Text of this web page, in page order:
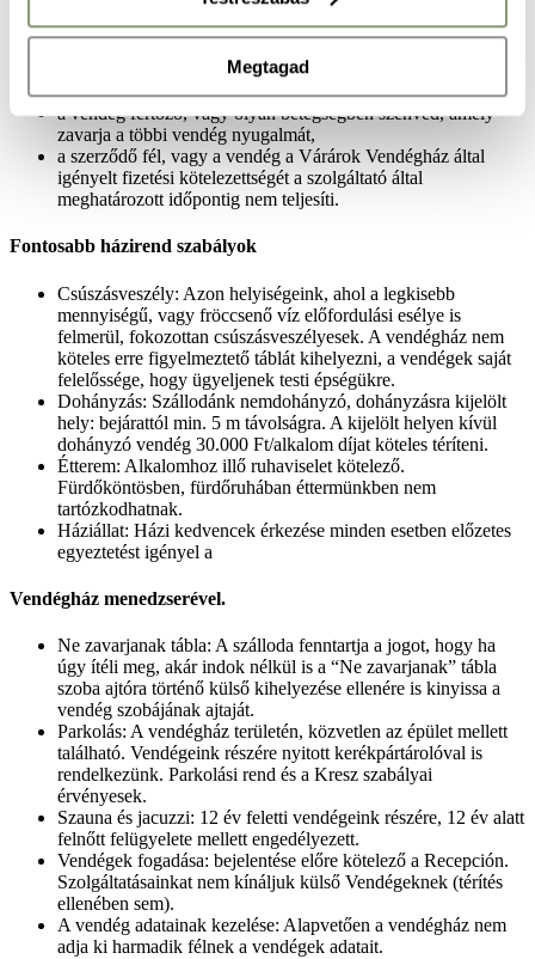
Megtagad
a vendég a szálloda alkalmazottaival, vagy vendégeivel
kábítószer befolyása alatt áll, fenyegető, sértő, vagy más
elfogadhatatlan magatartást tanúsít,
a vendég fertőző, vagy olyan betegségben szenved, amely
zavarja a többi vendég nyugalmát,
a szerződő fél, vagy a vendég a Várárok Vendégház által
igényelt fizetési kötelezettségét a szolgáltató által
meghatározott időpontig nem teljesíti.
Fontosabb házirend szabályok
Csúszásveszély: Azon helyiségeink, ahol a legkisebb
mennyiségű, vagy fröccsenő víz előfordulási esélye is
felmerül, fokozottan csúszásveszélyesek. A vendégház nem
köteles erre figyelmeztető táblát kihelyezni, a vendégek saját
felelőssége, hogy ügyeljenek testi épségükre.
Dohányzás: Szállodánk nemdohányzó, dohányzásra kijelölt
hely: bejárattól min. 5 m távolságra. A kijelölt helyen kívül
dohányzó vendég 30.000 Ft/alkalom díjat köteles téríteni.
Étterem: Alkalomhoz illő ruhaviselet kötelező.
Fürdőköntösben, fürdőruhában éttermünkben nem
tartózkodhatnak.
Háziállat: Házi kedvencek érkezése minden esetben előzetes
egyeztetést igényel a
Vendégház menedzserével.
Ne zavarjanak tábla: A szálloda fenntartja a jogot, hogy ha
úgy ítéli meg, akár indok nélkül is a “Ne zavarjanak” tábla
szoba ajtóra történő külső kihelyezése ellenére is kinyissa a
vendég szobájának ajtaját.
Parkolás: A vendégház területén, közvetlen az épület mellett
található. Vendégeink részére nyitott kerékpártárolóval is
rendelkezünk. Parkolási rend és a Kresz szabályai
érvényesek.
Szauna és jacuzzi: 12 év feletti vendégeink részére, 12 év alatt
felnőtt felügyelete mellett engedélyezett.
Vendégek fogadása: bejelentése előre kötelező a Recepción.
Szolgáltatásainkat nem kínáljuk külső Vendégeknek (térítés
ellenében sem).
A vendég adatainak kezelése: Alapvetően a vendégház nem
adja ki harmadik félnek a vendégek adatait.